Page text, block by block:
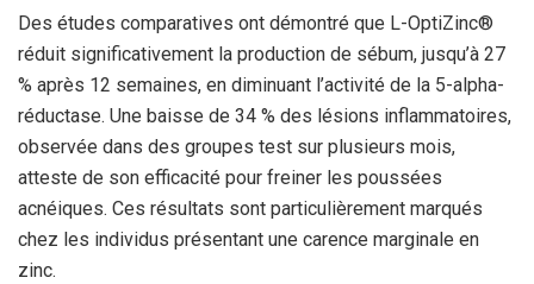
Des études comparatives ont démontré que L-OptiZinc®
réduit significativement la production de sébum, jusqu’à 27
% après 12 semaines, en diminuant l’activité de la 5-alpha-
réductase. Une baisse de 34 % des lésions inflammatoires,
observée dans des groupes test sur plusieurs mois,
atteste de son efficacité pour freiner les poussées
acnéiques. Ces résultats sont particulièrement marqués
chez les individus présentant une carence marginale en
zinc.